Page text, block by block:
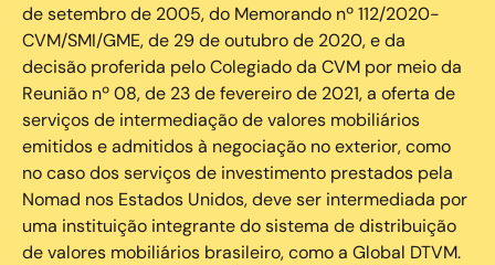
de setembro de 2005, do Memorando nº 112/2020-
CVM/SMI/GME, de 29 de outubro de 2020, e da
decisão proferida pelo Colegiado da CVM por meio da
Reunião nº 08, de 23 de fevereiro de 2021, a oferta de
serviços de intermediação de valores mobiliários
emitidos e admitidos à negociação no exterior, como
no caso dos serviços de investimento prestados pela
Nomad nos Estados Unidos, deve ser intermediada por
uma instituição integrante do sistema de distribuição
de valores mobiliários brasileiro, como a Global DTVM.